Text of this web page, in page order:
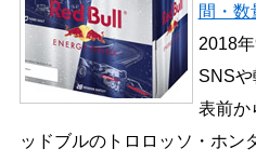
間・数
2018
SNS
表前か
ッドブルのトロロッソ・ホン